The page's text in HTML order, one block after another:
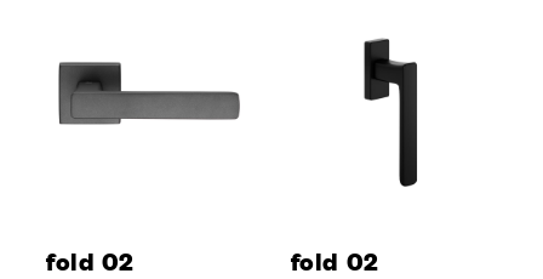
fold 02 fold 02